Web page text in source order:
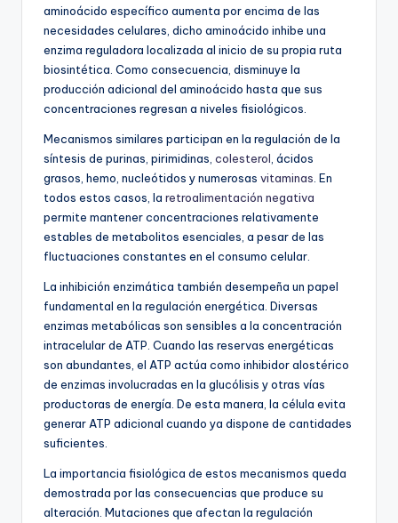
aminoácido específico aumenta por encima de las
necesidades celulares, dicho aminoácido inhibe una
enzima reguladora localizada al inicio de su propia ruta
biosintética. Como consecuencia, disminuye la
producción adicional del aminoácido hasta que sus
concentraciones regresan a niveles fisiológicos.
Mecanismos similares participan en la regulación de la
síntesis de purinas, pirimidinas, colesterol , ácidos
grasos, hemo, nucleótidos y numerosas vitaminas . En
todos estos casos, la retroalimentación negativa
permite mantener concentraciones relativamente
estables de metabolitos esenciales, a pesar de las
fluctuaciones constantes en el consumo celular.
La inhibición enzimática también desempeña un papel
fundamental en la regulación energética. Diversas
enzimas metabólicas son sensibles a la concentración
intracelular de ATP. Cuando las reservas energéticas
son abundantes, el ATP actúa como inhibidor alostérico
de enzimas involucradas en la glucólisis y otras vías
productoras de energía. De esta manera, la célula evita
generar ATP adicional cuando ya dispone de cantidades
suficientes.
La importancia fisiológica de estos mecanismos queda
demostrada por las consecuencias que produce su
alteración. Mutaciones que afectan la regulación